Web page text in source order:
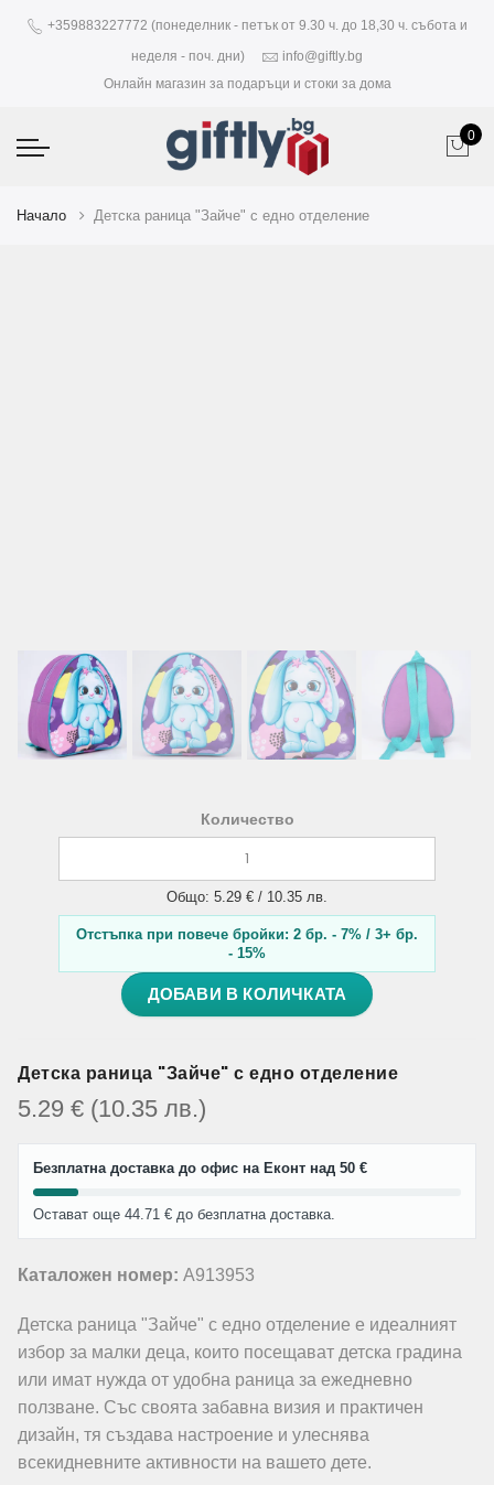
+359883227772 (понеделник - петък от 9.30 ч. до 18,30 ч. събота и
неделя - поч. дни)
info@giftly.bg
Онлайн магазин за подаръци и стоки за дома
0
Начало Детска раница "Зайче" с едно отделение
Количество
Общо: 5.29 € / 10.35 лв.
Отстъпка при повече бройки: 2 бр. - 7% / 3+ бр.
- 15%
ДОБАВИ В КОЛИЧКАТА
Детска раница "Зайче" с едно отделение
5.29 € (10.35 лв.)
Безплатна доставка до офис на Еконт над 50 €
Остават още 44.71 € до безплатна доставка.
Каталожен номер: A913953
Детска раница "Зайче" с едно отделение е идеалният
избор за малки деца, които посещават детска градина
или имат нужда от удобна раница за ежедневно
ползване. Със своята забавна визия и практичен
дизайн, тя създава настроение и улеснява
всекидневните активности на вашето дете.